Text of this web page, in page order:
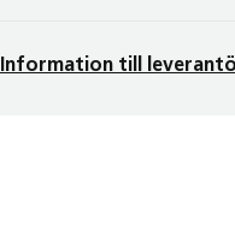
Information till